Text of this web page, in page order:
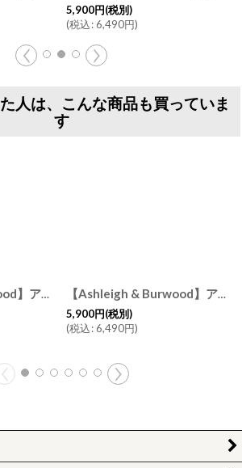
5,900円(税別)
(税込:6,490円)
人は、こんな商品も買っていま
す
【Ashleigh & Burwood】アシュレイ＆バーウッド フレグランスオイル ピオニー Peony 500ml 消臭 フレグランスランプ イギリス
【Ashleigh & Burwood】アシュレイ＆バーウッド フレグランスランプS パーリーシーン Paerly Scene ハンドメイド イギリス製
5,900円(税別)
(税込:6,490円)